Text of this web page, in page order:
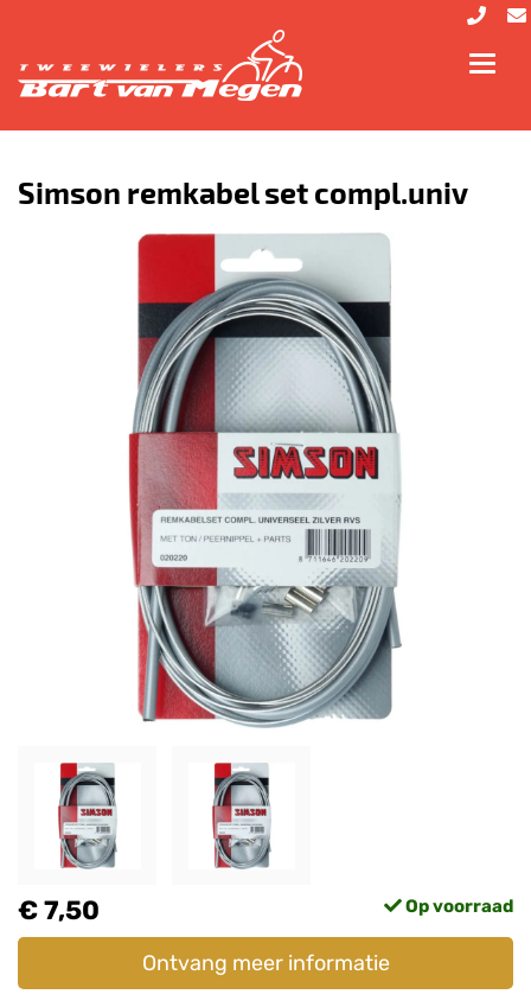
Simson remkabel set compl.univ
€ 7,50 Op voorraad
Ontvang meer informatie